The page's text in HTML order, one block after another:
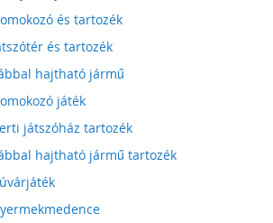
és tartozék
és tartozék
hajtható jármű
játék
játszóház tartozék
hajtható jármű tartozék